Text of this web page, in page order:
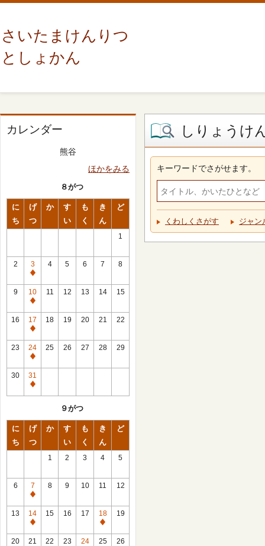
さいたまけんりつ
としょかん
カレンダー
熊谷
ほかをみる
８がつ
に
ち
げ
つ
か
す
い
も
く
き
ん
ど
1
2
3
休
館
日
4 5 6 7 8
9
10
休
館
日
11 12 13 14 15
16
17
休
館
日
18 19 20 21 22
23
24
休
館
日
25 26 27 28 29
30
31
休
９がつ
に
ち
げ
つ
か
す
い
も
く
き
ん
ど
1 2 3 4 5
6
7
休
館
日
8 9 10 11 12
13
14
休
館
15 16 17
18
休
館
19
20 21 22 23
24
25 26
しりょうけ
キーワードでさがせます。
くわしくさがす ジャン